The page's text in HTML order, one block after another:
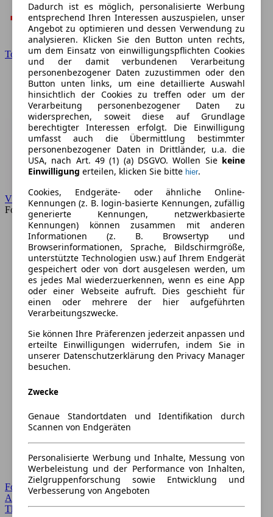
Toyota
VW
Forum
Forum Startseite
Alle Auto-Foren
Themen-Forum
Dadurch ist es möglich, personalisierte Werbung
entsprechend Ihren Interessen auszuspielen, unser
Angebot zu optimieren und dessen Verwendung zu
analysieren. Klicken Sie den Button unten rechts,
um dem Einsatz von einwilligungspflichten Cookies
und der damit verbundenen Verarbeitung
personenbezogener Daten zuzustimmen oder den
Button unten links, um eine detaillierte Auswahl
hinsichtlich der Cookies zu treffen oder um der
Verarbeitung personenbezogener Daten zu
widersprechen, soweit diese auf Grundlage
berechtigter Interessen erfolgt. Die Einwilligung
umfasst auch die Übermittlung bestimmter
personenbezogener Daten in Drittländer, u.a. die
USA, nach Art. 49 (1) (a) DSGVO. Wollen Sie keine
Einwilligung erteilen, klicken Sie bitte hier.
Cookies, Endgeräte- oder ähnliche Online-
Kennungen (z. B. login-basierte Kennungen, zufällig
generierte Kennungen, netzwerkbasierte
Kennungen) können zusammen mit anderen
Informationen (z. B. Browsertyp und
Browserinformationen, Sprache, Bildschirmgröße,
unterstützte Technologien usw.) auf Ihrem Endgerät
gespeichert oder von dort ausgelesen werden, um
es jedes Mal wiederzuerkennen, wenn es eine App
oder einer Webseite aufruft. Dies geschieht für
einen oder mehrere der hier aufgeführten
Verarbeitungszwecke.
Sie können Ihre Präferenzen jederzeit anpassen und
erteilte Einwilligungen widerrufen, indem Sie in
unserer Datenschutzerklärung den Privacy Manager
besuchen.
Zwecke
Genaue Standortdaten und Identifikation durch
Scannen von Endgeräten
Personalisierte Werbung und Inhalte, Messung von
Werbeleistung und der Performance von Inhalten,
Zielgruppenforschung sowie Entwicklung und
Verbesserung von Angeboten